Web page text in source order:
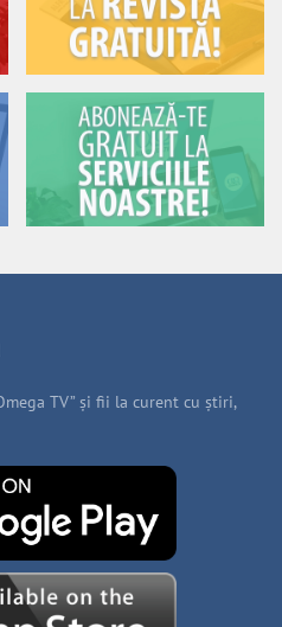
TV” și fii la curent cu știri,